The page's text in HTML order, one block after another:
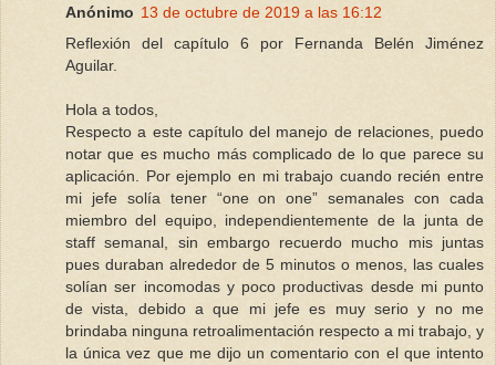
Anónimo 13 de octubre de 2019 a las 16:12
Reflexión del capítulo 6 por Fernanda Belén Jiménez
Aguilar.
Hola a todos,
Respecto a este capítulo del manejo de relaciones, puedo
notar que es mucho más complicado de lo que parece su
aplicación. Por ejemplo en mi trabajo cuando recién entre
mi jefe solía tener “one on one” semanales con cada
miembro del equipo, independientemente de la junta de
staff semanal, sin embargo recuerdo mucho mis juntas
pues duraban alrededor de 5 minutos o menos, las cuales
solían ser incomodas y poco productivas desde mi punto
de vista, debido a que mi jefe es muy serio y no me
brindaba ninguna retroalimentación respecto a mi trabajo, y
la única vez que me dijo un comentario con el que intento